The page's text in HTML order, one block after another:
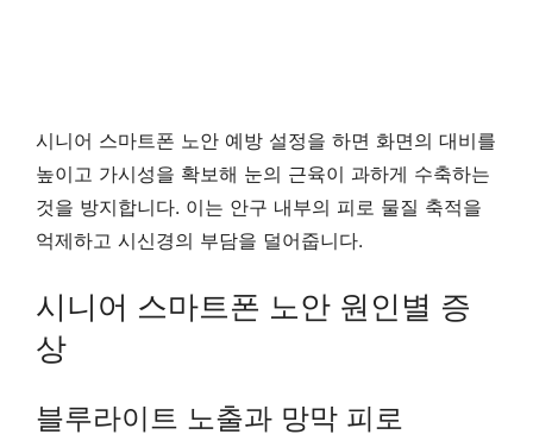
시니어 스마트폰 노안 예방 설정을 하면 화면의 대비를
높이고 가시성을 확보해 눈의 근육이 과하게 수축하는
것을 방지합니다. 이는 안구 내부의 피로 물질 축적을
억제하고 시신경의 부담을 덜어줍니다.
시니어 스마트폰 노안 원인별 증
상
블루라이트 노출과 망막 피로